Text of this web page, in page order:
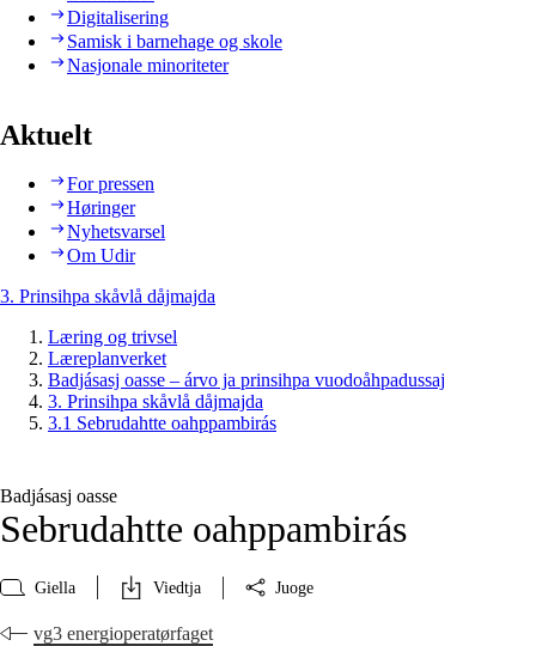
Digitalisering
Samisk i barnehage og skole
Nasjonale minoriteter
Aktuelt
For pressen
Høringer
Nyhetsvarsel
Om Udir
3. Prinsihpa skåvlå dåjmajda
Læring og trivsel
Læreplanverket
Badjásasj oasse – árvo ja prinsihpa vuodoåhpadussaj
3. Prinsihpa skåvlå dåjmajda
3.1 Sebrudahtte oahppambirás
Badjásasj oasse
Sebrudahtte oahppambirás
Giella Viedtja Juoge
vg3 energioperatørfaget